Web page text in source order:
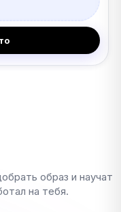
образ и научат
на тебя.